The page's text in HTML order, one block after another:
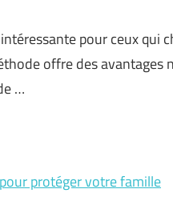
pour ceux qui
offre des avantages
…
protéger votre famille